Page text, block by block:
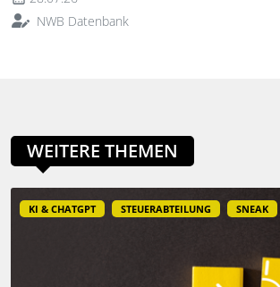
NWB Datenbank
WEITERE THEMEN
KI & CHATGPT STEUERABTEILUNG SNEAK